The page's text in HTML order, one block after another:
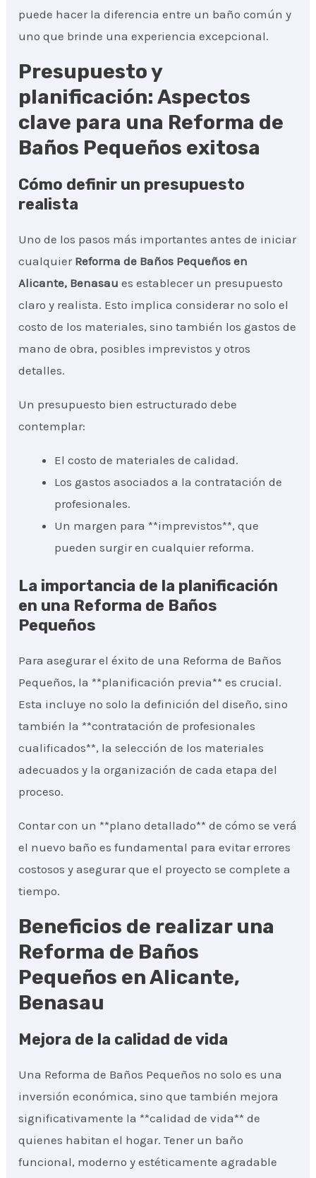
puede hacer la diferencia entre un baño común y
uno que brinde una experiencia excepcional.
Presupuesto y
planificación: Aspectos
clave para una Reforma de
Baños Pequeños exitosa
Cómo definir un presupuesto
realista
Uno de los pasos más importantes antes de iniciar
cualquier Reforma de Baños Pequeños en
Alicante, Benasaues establecer un presupuesto
claro y realista. Esto implica considerar no solo el
costo de los materiales, sino también los gastos de
mano de obra, posibles imprevistos y otros
detalles.
Un presupuesto bien estructurado debe
contemplar:
El costo de materiales de calidad.
Los gastos asociados a la contratación de
profesionales.
Un margen para **imprevistos**, que
pueden surgir en cualquier reforma.
La importancia de la planificación
en una Reforma de Baños
Pequeños
Para asegurar el éxito de una Reforma de Baños
Pequeños, la **planificación previa** es crucial.
Esta incluye no solo la definición del diseño, sino
también la **contratación de profesionales
cualificados**, la selección de los materiales
adecuados y la organización de cada etapa del
proceso.
Contar con un **plano detallado** de cómo se verá
el nuevo baño es fundamental para evitar errores
costosos y asegurar que el proyecto se complete a
tiempo.
Beneficios de realizar una
Reforma de Baños
Pequeños en Alicante,
Benasau
Mejora de la calidad de vida
Una Reforma de Baños Pequeños no solo es una
inversión económica, sino que también mejora
significativamente la **calidad de vida** de
quienes habitan el hogar. Tener un baño
funcional, moderno y estéticamente agradable